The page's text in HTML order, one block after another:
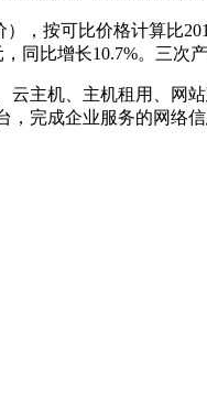
，按可比价格计算比
同比增长10.7%。三次产
主机、主机租用、网
完成企业服务的网络信